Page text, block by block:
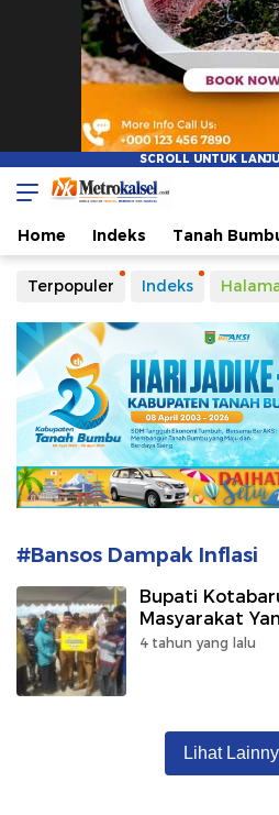
Metro Kalsel
Media Online Terkini,
Home Indeks Tanah
Terpopuler Indeks
#Bansos Dampak Inflasi
Bupati
Masyarakat
4 tahun yang lalu
Lihat